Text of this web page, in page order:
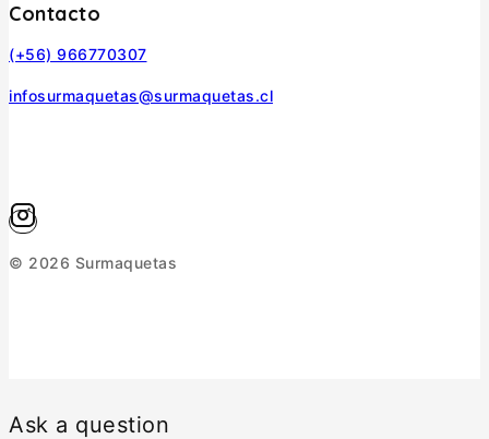
Contacto
(+56) 966770307
infosurmaquetas@surmaquetas.cl
© 2026 Surmaquetas
Ask a question